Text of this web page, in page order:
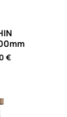
€Price